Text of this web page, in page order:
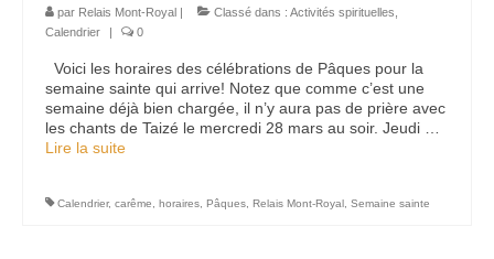
par Relais Mont-Royal | Classé dans : Activités spirituelles
Calendrier
| 0
Voici les horaires des célébrations de Pâques pour la
semaine sainte qui arrive! Notez que comme c’est une
semaine déjà bien chargée, il n’y aura pas de prière avec
les chants de Taizé le mercredi 28 mars au soir. Jeudi …
Lire la suite­­
Calendrier, carême horaires Pâques Relais Mont-Royal Semaine sainte